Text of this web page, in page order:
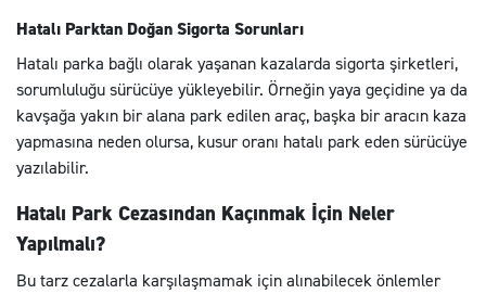
Hatalı Parktan Doğan Sigorta Sorunları
Hatalı parka bağlı olarak yaşanan kazalarda sigorta şirketleri,
sorumluluğu sürücüye yükleyebilir. Örneğin yaya geçidine ya da
kavşağa yakın bir alana park edilen araç, başka bir aracın kaza
yapmasına neden olursa, kusur oranı hatalı park eden sürücüye
yazılabilir.
Hatalı Park Cezasından Kaçınmak İçin Neler
Yapılmalı?
Bu tarz cezalarla karşılaşmamak için alınabilecek önlemler